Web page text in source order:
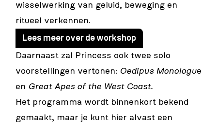
wisselwerking van geluid, beweging en
ritueel verkennen.
Lees meer over de workshop
Daarnaast zal Princess ook twee solo
voorstellingen vertonen: Oedipus Monologue
en Great Apes of the West Coast.
Het programma wordt binnenkort bekend
gemaakt, maar je kunt hier alvast een